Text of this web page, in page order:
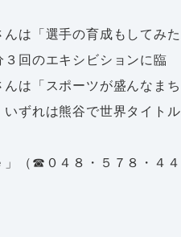
は「選手の育成もしてみた
回のエキシビションに臨
は「スポーツが盛んなまち
ずれは熊谷で世界タイトル
（☎０４８・５７８・４４